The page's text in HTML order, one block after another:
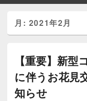
月: 2021年2月
【重要】新
に伴うお花見
知らせ